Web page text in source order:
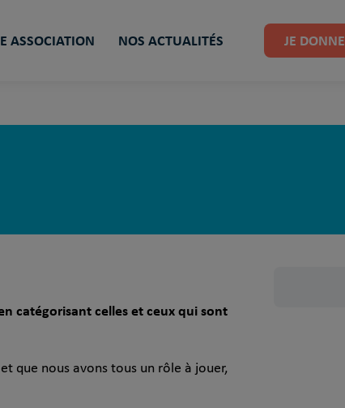
ASSOCIATION NOS ACTUALITÉS JE DONNE
catégorisant celles et ceux qui sont
que nous avons tous un rôle à jouer,